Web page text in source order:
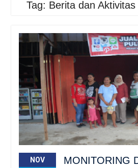
Sosialisasi Bungkemas
BUNGKESMAS, DARI UIN
JAKARTA UNTUK NEGERI
Tag: Berita dan Aktivitas
NOV
MONITORING